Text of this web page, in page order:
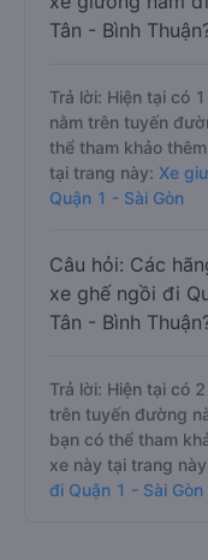
Tân - Bình
Trả lời: Hiện tại có
nằm trên tuyến
thể tham khảo
tại trang này: Xe
Quận 1 - Sài Gòn
Câu hỏi: Các
xe ghế ngồi đi
Tân - Bình
Trả lời: Hiện tại có
trên tuyến đường
bạn có thể tham
xe này tại trang
đi Quận 1 - Sài Gòn